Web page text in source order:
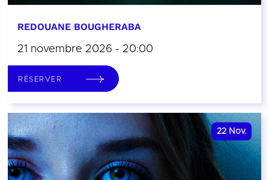
REDOUANE BOUGHERABA
21 novembre 2026 - 20:00
RÉSERVER
22 Nov.